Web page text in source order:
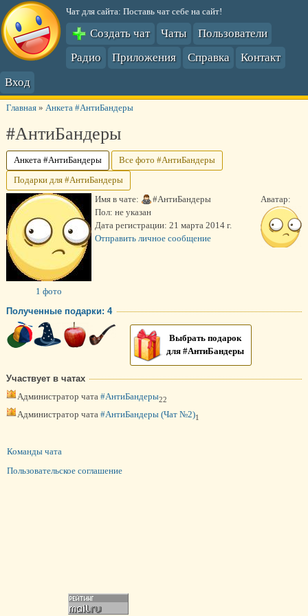
Чат для сайта: Поставь чат себе на сайт!
Создать чат Чаты
Пользователи
Радио
Приложения Справка
Контакт
Вход
Главная» Анкета #АнтиБандеры
#АнтиБандеры
Анкета #АнтиБандеры Все фото #АнтиБандеры
Подарки для #АнтиБандеры
Аватар:
1 фото
Имя в чате:
#АнтиБандеры
Пол: не указан
Дата регистрации: 21 марта 2014 г.
Отправить личное сообщение
Полученные подарки: 4
Выбрать подарок
для #АнтиБандеры
Участвует в чатах
Администратор чата #АнтиБандеры22
Администратор чата #АнтиБандеры (Чат №2)1
Команды чата
Пользовательское соглашение